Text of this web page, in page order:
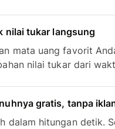
nilai tukar langsung
mata uang favorit
nilai tukar dari
gratis, tanpa
dalam hitungan detik.